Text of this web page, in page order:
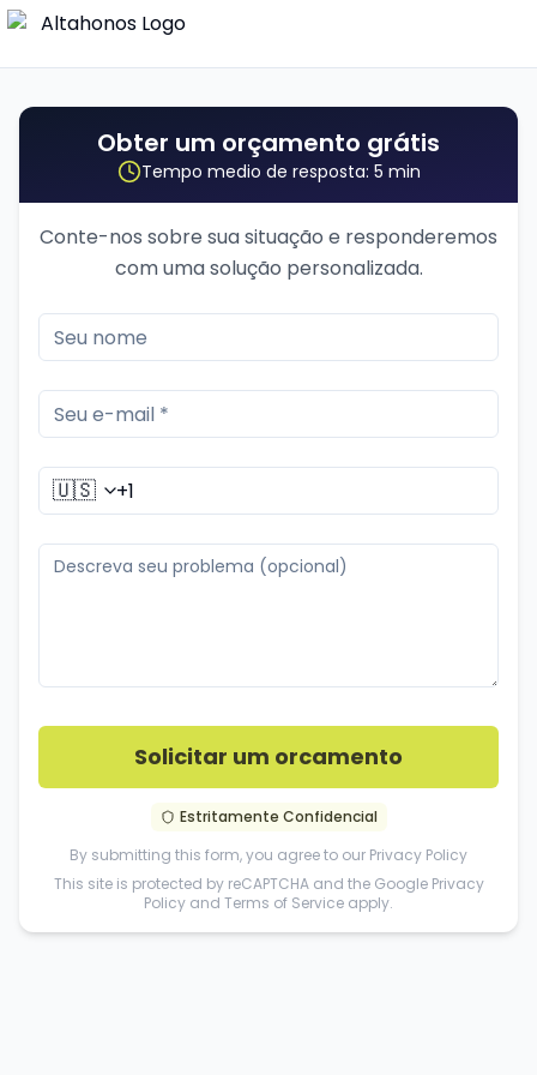
Obter um orçamento grátis
Tempo medio de resposta: 5 min
Conte-nos sobre sua situação e responderemos
com uma solução personalizada.
🇺🇸
Solicitar um orcamento
Estritamente Confidencial
By submitting this form, you agree to our Privacy Policy
This site is protected by reCAPTCHA and the Google Privacy
Policy and Terms of Service apply.